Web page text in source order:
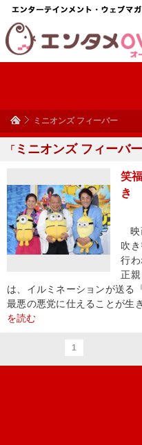
ミニオンズ フィーバー
「 ミニオンズ フィーバー
笑
き
映
吹
行
正
は、イルミネーションが送る
最悪の悪党に仕えることが生
を読む
1